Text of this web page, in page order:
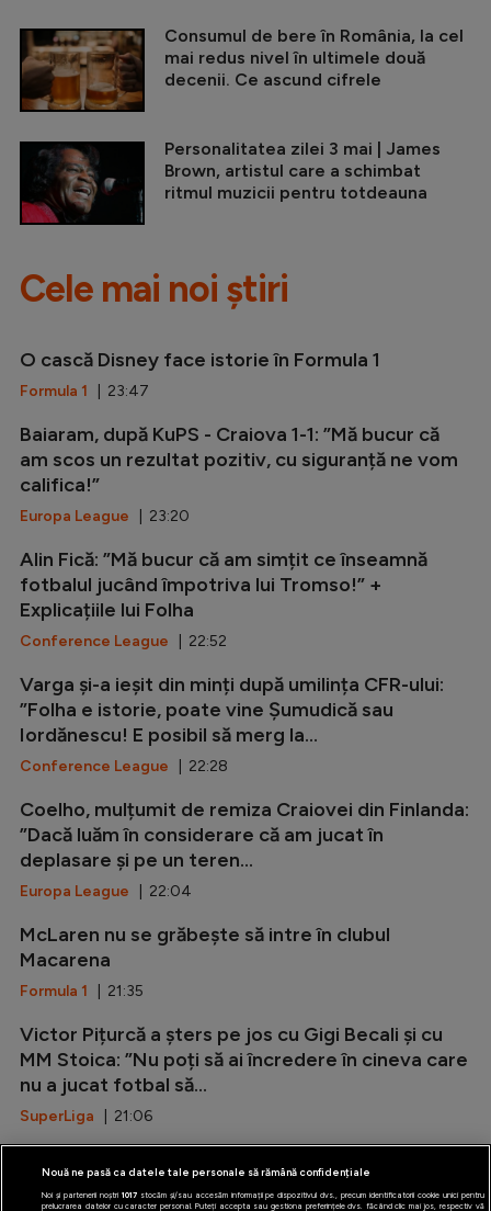
Consumul de bere în România, la cel
mai redus nivel în ultimele două
decenii. Ce ascund cifrele
Personalitatea zilei 3 mai | James
Brown, artistul care a schimbat
ritmul muzicii pentru totdeauna
Cele mai noi știri
O cască Disney face istorie în Formula 1
Formula 1 | 23:47
Baiaram, după KuPS - Craiova 1-1: ”Mă bucur că
am scos un rezultat pozitiv, cu siguranță ne vom
califica!”
Europa League | 23:20
Alin Fică: ”Mă bucur că am simțit ce înseamnă
fotbalul jucând împotriva lui Tromso!” +
Explicațiile lui Folha
Conference League | 22:52
Varga și-a ieșit din minți după umilința CFR-ului:
”Folha e istorie, poate vine Șumudică sau
Iordănescu! E posibil să merg la...
Conference League | 22:28
Coelho, mulțumit de remiza Craiovei din Finlanda:
”Dacă luăm în considerare că am jucat în
deplasare și pe un teren...
Europa League | 22:04
McLaren nu se grăbește să intre în clubul
Macarena
Formula 1 | 21:35
Victor Pițurcă a șters pe jos cu Gigi Becali și cu
MM Stoica: ”Nu poți să ai încredere în cineva care
nu a jucat fotbal să...
SuperLiga | 21:06
LaLiga| 20:37
Nouă ne pasă ca datele tale personale să rămână confidențiale
Noi și partenerii noștri 1017stocăm și/sau accesăm informații pe dispozitivul dvs., precum identificatorii cookie unici pentru
prelucrarea datelor cu caracter personal. Puteți accepta sau gestiona preferințele dvs. făcând clic mai jos, respectiv vă